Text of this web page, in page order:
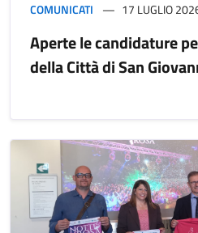
COMUNICATI 17 LUGLIO
Aperte le candidature
della Città di San